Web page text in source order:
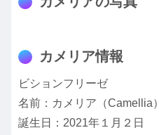
カメリア情報
ビションフリーゼ
名前：カメリア（Camellia）
誕生日：2021年１月２日